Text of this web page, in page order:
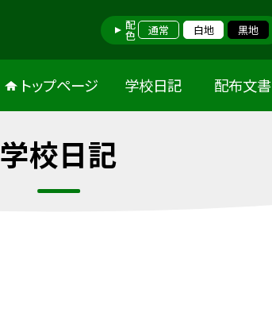
配色 通常 白地 黒地
トップページ 学校日記 配布文書
学校日記